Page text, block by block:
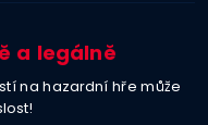
a legálně
na hazardní hře může